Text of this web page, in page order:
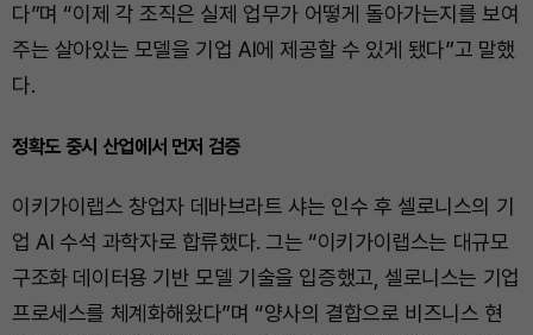
다”며 “이제 각 조직은 실제 업무가 어떻게 돌아가는지를 보여
주는 살아있는 모델을 기업 AI에 제공할 수 있게 됐다”고 말했
다.
정확도 중시 산업에서 먼저 검증
이키가이랩스 창업자 데바브라트 샤는 인수 후 셀로니스의 기
업 AI 수석 과학자로 합류했다. 그는 “이키가이랩스는 대규모
구조화 데이터용 기반 모델 기술을 입증했고, 셀로니스는 기업
프로세스를 체계화해왔다”며 “양사의 결합으로 비즈니스 현